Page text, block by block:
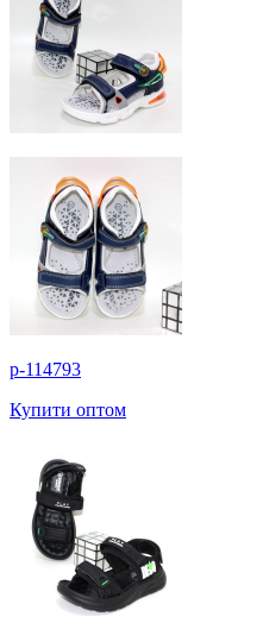
p-114793
Купити оптом